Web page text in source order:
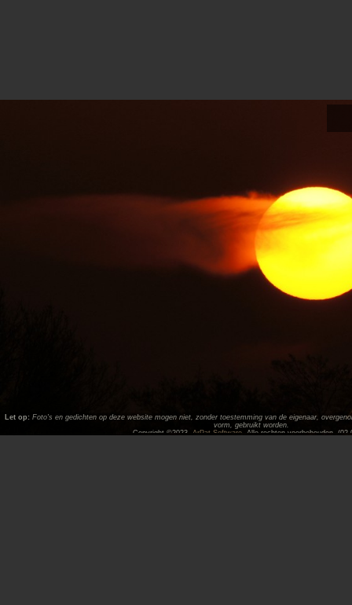
Let op: Foto's en gedichten op deze website mogen niet, zonder toestemming van de eigenaar,
vorm, gebruikt worden.
Copyright ©2023,
ArPat Software. Alle rechten voorbehouden.